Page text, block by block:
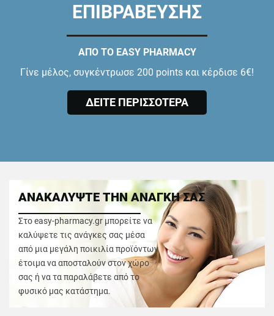
ΕΠΙΒΡΑΒΕΥΣΗΣ
ΑΠΟ ΤΟ EASY PHARMACY
Γίνε μέλος, συγκέντρωσε 200 points και κέρδισε 6€!
ΔΕΙΤΕ ΠΕΡΙΣΣΟΤΕΡΑ
ΑΝΑΚΑΛΥΨΤΕ ΤΗΝ ΑΝΑΓΚΗ ΣΑΣ
Στο easy-pharmacy.gr μπορείτε να
καλύψετε τις ανάγκες σας μέσα
από μια μεγάλη ποικιλία προϊόντων
έτοιμα να αποσταλούν στον χώρο
σας ή να τα παραλάβετε από το
φυσικό μας κατάστημα.